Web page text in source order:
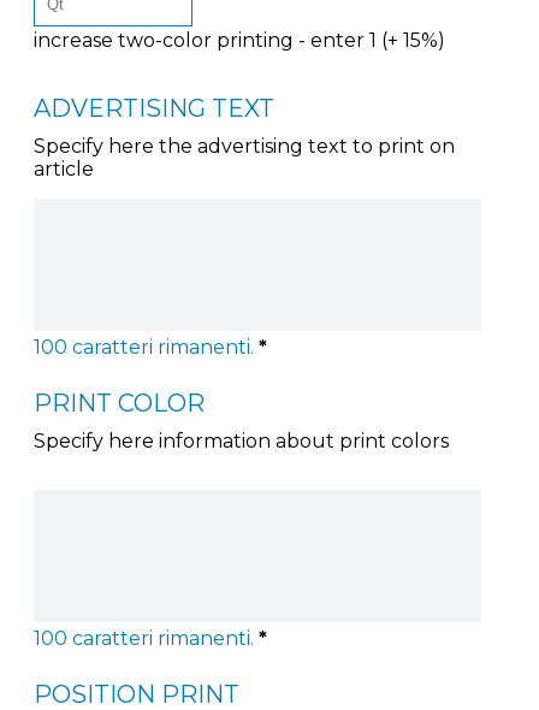
increase two-color printing - enter 1 (+ 15%)
ADVERTISING TEXT
Specify here the advertising text to print on
article
100 caratteri rimanenti. *
PRINT COLOR
Specify here information about print colors
100 caratteri rimanenti. *
POSITION PRINT